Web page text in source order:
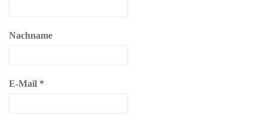
Nachname
E-Mail *